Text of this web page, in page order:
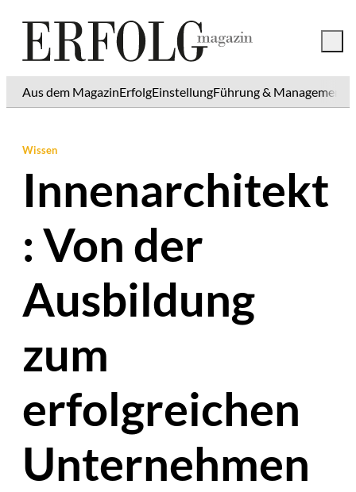
Aus dem MagazinErfolgEinstellungFührung & Management
Wissen
Innenarchitekt
: Von der
Ausbildung
zum
erfolgreichen
Unternehmen